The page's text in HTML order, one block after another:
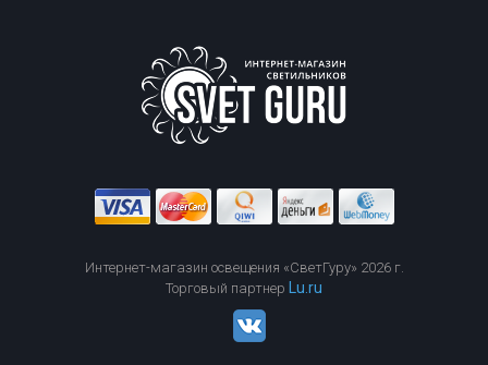
Интернет-магазин освещения «СветГуру» 2026 г.
Торговый партнер Lu.ru